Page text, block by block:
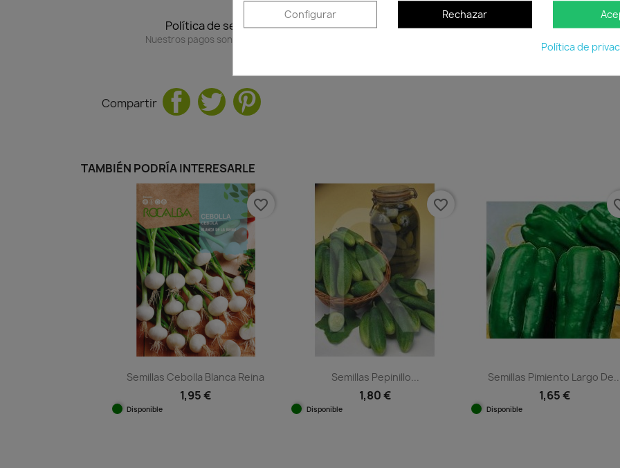
Política de seguridad
Nuestros pagos son 100% seguros.
Política de entrega
Compartir
TAMBIÉN PODRÍA INTERESARLE
Semillas Cebolla Blanca Reina
1,95 €
Disponible
favorite_border
Semillas Pepinillo...
1,80 €
Disponible
favorite_border
Semillas Pimiento Largo De...
1,65 €
Disponible
Configurar Rechazar
Política de